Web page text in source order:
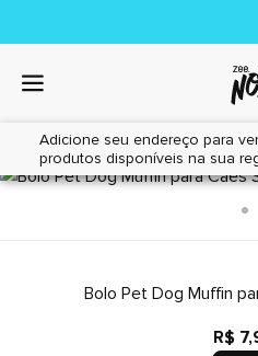
Adicione seu endereço para
produtos disponíveis na sua
Home|Cães|Petiscos
Bolo Pet Dog Muffin
R$